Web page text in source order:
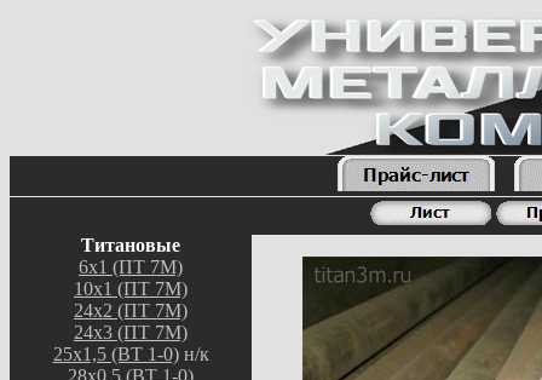
Титановые
6х1 (ПТ 7М)
10х1 (ПТ 7М)
24х2 (ПТ 7М)
24х3 (ПТ 7М)
25х1,5 (ВТ 1-0)н/к
28х0,5 (ВТ 1-0)